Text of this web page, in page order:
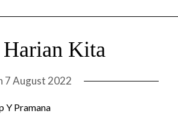
Kita
7 August 2022
Y Pramana